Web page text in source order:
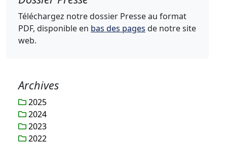
Téléchargez notre dossier Presse au format
PDF, disponible en bas des pages de notre site
web.
Archives
2025
2024
2023
2022